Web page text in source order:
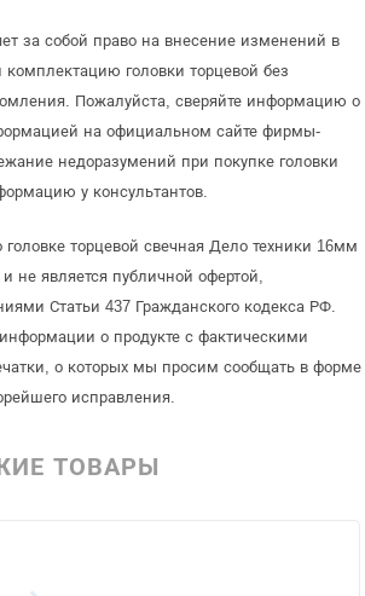
за собой право на внесение изменений в
головки торцевой без
Пожалуйста, сверяйте информацию о
на официальном сайте фирмы-
недоразумений при покупке головки
у консультантов.
торцевой свечная Дело техники 16мм
не является публичной офертой,
Статьи 437 Гражданского кодекса РФ.
о продукте с фактическими
о которых мы просим сообщать в форме
исправления.
ТОВАРЫ